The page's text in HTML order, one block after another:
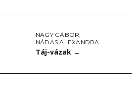
NAGY GÁBOR,
NÁDAS ALEXANDRA
Táj-vázak →